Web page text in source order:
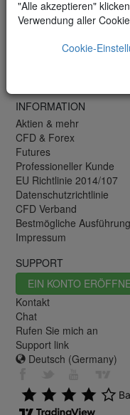
"Alle akzeptieren"
Verwendung aller
Cookie-
Trading-Bibliothek
Trading-Demo
Newsletter
INFORMATION
Aktien & mehr
CFD & Forex
Futures
Professioneller Kunde
EU Richtlinie 2014/107
Datenschutzrichtlinie
CFD Verband
Bestmögliche Ausführung
Impressum
SUPPORT
EIN KONTO
Kontakt
Chat
Rufen Sie mich an
Support link
Deutsch (Germany)